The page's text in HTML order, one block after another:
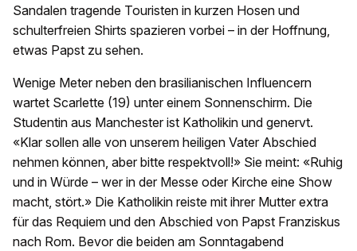
Sandalen tragende Touristen in kurzen Hosen und
schulterfreien Shirts spazieren vorbei – in der Hoffnung,
etwas Papst zu sehen.
Wenige Meter neben den brasilianischen Influencern
wartet Scarlette (19) unter einem Sonnenschirm. Die
Studentin aus Manchester ist Katholikin und genervt.
«Klar sollen alle von unserem heiligen Vater Abschied
nehmen können, aber bitte respektvoll!» Sie meint: «Ruhig
und in Würde – wer in der Messe oder Kirche eine Show
macht, stört.» Die Katholikin reiste mit ihrer Mutter extra
für das Requiem und den Abschied von Papst Franziskus
nach Rom. Bevor die beiden am Sonntagabend